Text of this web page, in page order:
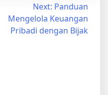
Next: Panduan
Mengelola Keuangan
Pribadi dengan Bijak